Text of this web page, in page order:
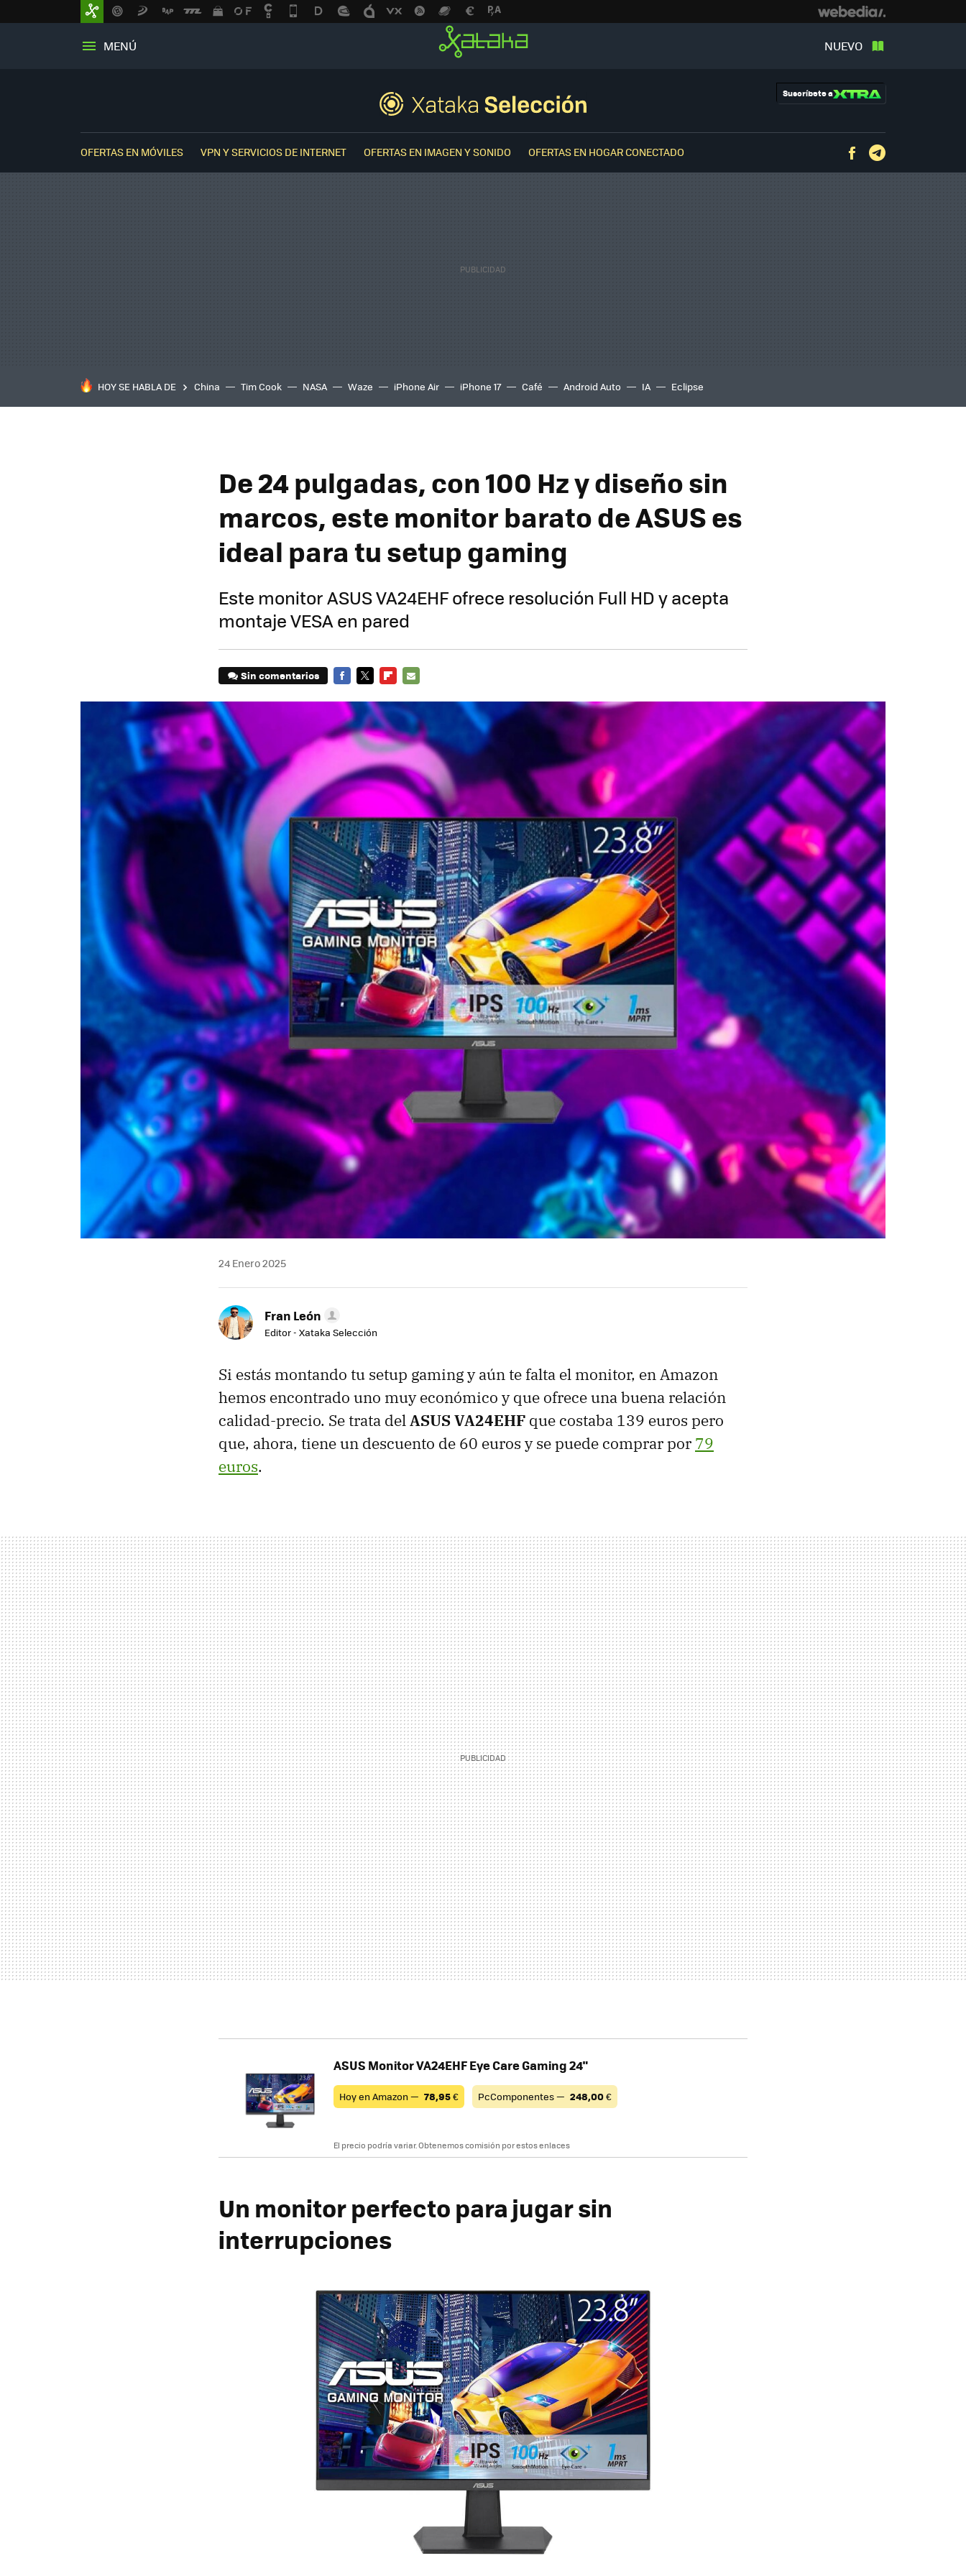
MENÚ NUEVO
Suscríbete a
OFERTAS EN MÓVILES VPN Y SERVICIOS DE INTERNET OFERTAS EN IMAGEN Y SONIDO OFERTAS EN HOGAR CONECTADO Facebook
HOY SE HABLA DE China Tim Cook NASA Waze iPhone Air iPhone 17 Café Android Auto IA Eclipse
De 24 pulgadas, con 100 Hz y diseño sin
marcos, este monitor barato de ASUS es
ideal para tu setup gaming
Este monitor ASUS VA24EHF ofrece resolución Full HD y acepta
montaje VESA en pared
Sin comentarios
MAIL
24 Enero 2025
Fran León
Editor - Xataka Selección
Si estás montando tu setup gaming y aún te falta el monitor, en Amazon
hemos encontrado uno muy económico y que ofrece una buena relación
calidad-precio. Se trata delASUS VA24EHF que costaba 139 euros pero
que, ahora, tiene un descuento de 60 euros y se puede comprar por 79
euros.
ASUS Monitor VA24EHF Eye Care Gaming 24"
Hoy en Amazon — 78,95€ PcComponentes — 248,00€
El precio podría variar. Obtenemos comisión por estos enlaces
Un monitor perfecto para jugar sin
interrupciones